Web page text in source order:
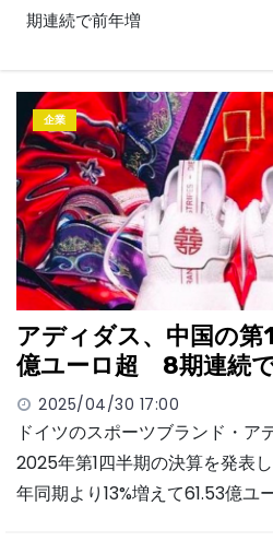
期連続で前年増
企業
アディダス、中国の第
億ユーロ超 8期連続
2025/04/30 17:00
ドイツのスポーツブランド・ア
2025年第1四半期の決算を発表
年同期より13%増えて61.53億ユ